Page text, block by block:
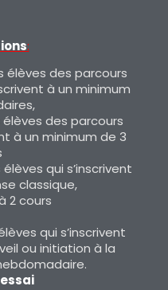
:
élèves des parcours
à un minimum
élèves des parcours
à un minimum de 3
qui s’inscrivent
classique,
2 cours
qui s’inscrivent
ou initiation à la